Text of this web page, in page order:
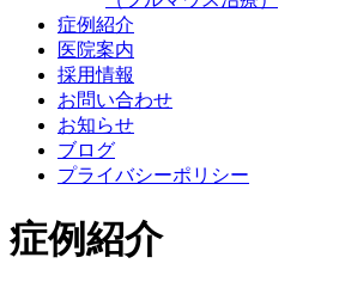
症例紹介
医院案内
採用情報
お問い合わせ
お知らせ
ブログ
プライバシーポリシー
症例紹介